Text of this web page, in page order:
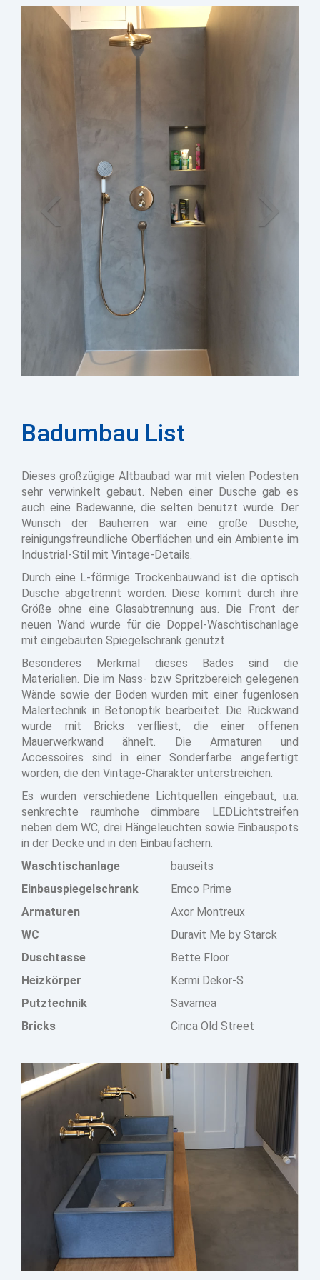
Zurück
Badumbau List
Dieses großzügige Altbaubad war mit vielen Podesten
sehr verwinkelt gebaut. Neben einer Dusche gab es
auch eine Badewanne, die selten benutzt wurde. Der
Wunsch der Bauherren war eine große Dusche,
reinigungsfreundliche Oberflächen und ein Ambiente im
Industrial-Stil mit Vintage-Details.
Durch eine L-förmige Trockenbauwand ist die optisch
Dusche abgetrennt worden. Diese kommt durch ihre
Größe ohne eine Glasabtrennung aus. Die Front der
neuen Wand wurde für die Doppel-Waschtischanlage
mit eingebauten Spiegelschrank genutzt.
Besonderes Merkmal dieses Bades sind die
Materialien. Die im Nass- bzw Spritzbereich gelegenen
Wände sowie der Boden wurden mit einer fugenlosen
Malertechnik in Betonoptik bearbeitet. Die Rückwand
wurde mit Bricks verfliest, die einer offenen
Mauerwerkwand ähnelt. Die Armaturen und
Accessoires sind in einer Sonderfarbe angefertigt
worden, die den Vintage-Charakter unterstreichen.
Es wurden verschiedene Lichtquellen eingebaut, u.a.
senkrechte raumhohe dimmbare LEDLichtstreifen
neben dem WC, drei Hängeleuchten sowie Einbauspots
in der Decke und in den Einbaufächern.
Waschtischanlage
bauseits
Einbauspiegelschrank
Emco Prime
Armaturen
Axor Montreux
WC
Duravit Me by Starck
Duschtasse
Bette Floor
Heizkörper
Kermi Dekor-S
Putztechnik
Savamea
Bricks
Cinca Old Street